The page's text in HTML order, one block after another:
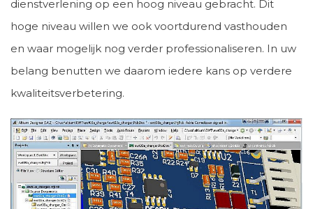
dienstverlening op een hoog niveau gebracht. Dit
hoge niveau willen we ook voortdurend vasthouden
en waar mogelijk nog verder professionaliseren. In uw
belang benutten we daarom iedere kans op verdere
kwaliteitsverbetering.